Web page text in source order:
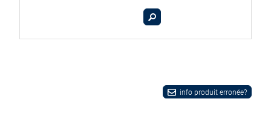
info produit erronée?